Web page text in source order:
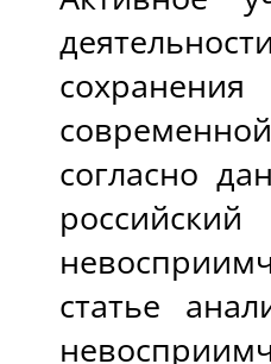
согласно
статье